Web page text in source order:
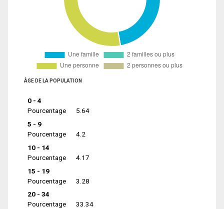
ÂGE DE LA POPULATION
0 - 4
Pourcentage
5.64
5 - 9
Pourcentage
4.2
10 - 14
Pourcentage
4.17
15 - 19
Pourcentage
3.28
20 - 34
Pourcentage
33.34